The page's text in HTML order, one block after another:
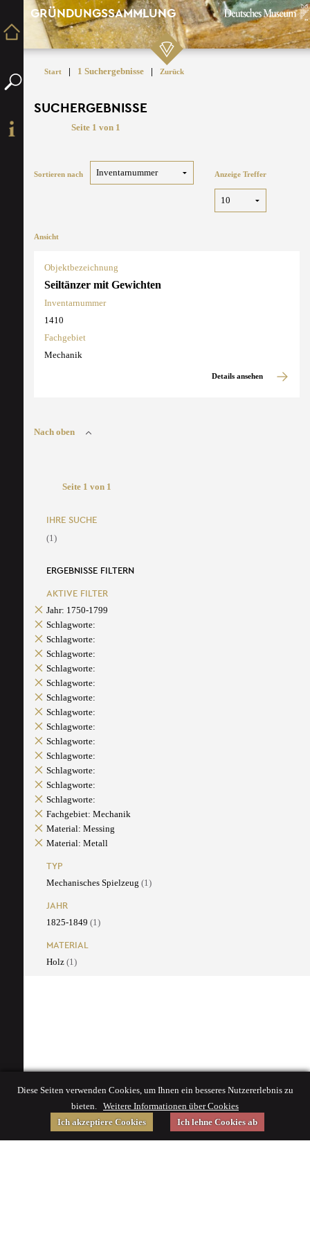
GRÜNDUNGSSAMMLUNG
Start | 1 Suchergebnisse | Zurück
SUCHERGEBNISSE
Seite 1 von 1
Sortieren nach Anzeige Treffer
Ansicht
Objektbezeichnung
Seiltänzer mit Gewichten
Inventarnummer
1410
Fachgebiet
Mechanik
Details ansehen
Nach oben
Seite 1 von 1
IHRE SUCHE
(1)
ERGEBNISSE FILTERN
AKTIVE FILTER
Jahr: 1750-1799
Schlagworte:
Schlagworte:
Schlagworte:
Schlagworte:
Schlagworte:
Schlagworte:
Schlagworte:
Schlagworte:
Schlagworte:
Schlagworte:
Schlagworte:
Schlagworte:
Schlagworte:
Fachgebiet: Mechanik
Material: Messing
Material: Metall
TYP
Mechanisches Spielzeug (1)
JAHR
1825-1849 (1)
MATERIAL
Holz (1)
Diese Seiten verwenden Cookies, um Ihnen ein besseres Nutzererlebnis zu
bieten. Weitere Informationen über Cookies
Ich akzeptiere Cookies
Ich lehne Cookies ab